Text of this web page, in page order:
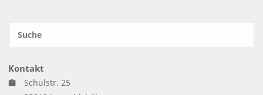
Kontakt
🏫
Schulstr. 25